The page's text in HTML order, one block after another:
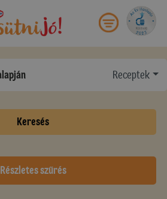
Receptek
Keresés
Részletes szűrés